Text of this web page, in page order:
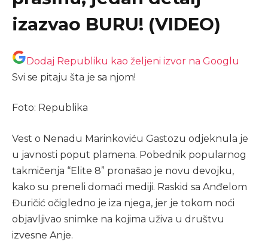
izazvao BURU! (VIDEO)
Dodaj Republiku kao željeni izvor na Googlu
Svi se pitaju šta je sa njom!
Foto: Republika
Vest o Nenadu Marinkoviću Gastozu odjeknula je
u javnosti poput plamena. Pobednik popularnog
takmičenja “Elite 8” pronašao je novu devojku,
kako su preneli domaći mediji. Raskid sa Anđelom
Đuričić očigledno je iza njega, jer je tokom noći
objavljivao snimke na kojima uživa u društvu
izvesne Anje.